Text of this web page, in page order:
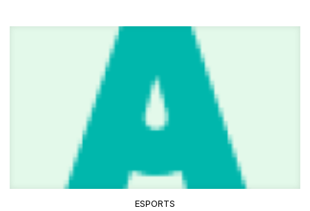
ESPORTS